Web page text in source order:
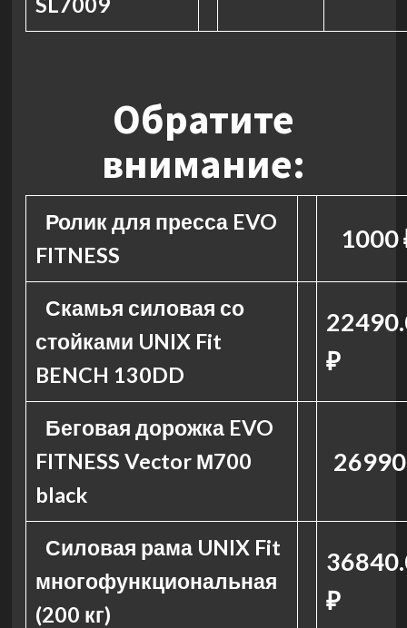
Обратите
внимание:
Ролик для пресса EVO
FITNESS
1000
Скамья силовая со
стойками UNIX Fit
BENCH 130DD
₽
Беговая дорожка EVO
FITNESS Vector М700
black
Силовая рама UNIX Fit
многофункциональная
(200 кг)
₽